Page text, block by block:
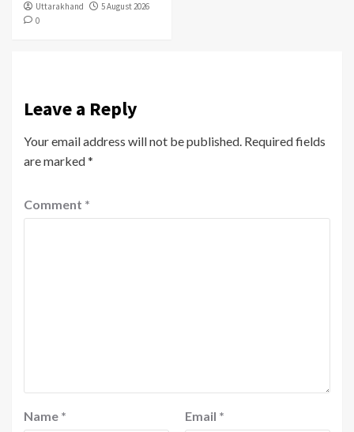
Uttarakhand
5 August 2026
0
Leave a Reply
Your email address will not be published. Required fields
are marked*
Comment *
Name * Email *